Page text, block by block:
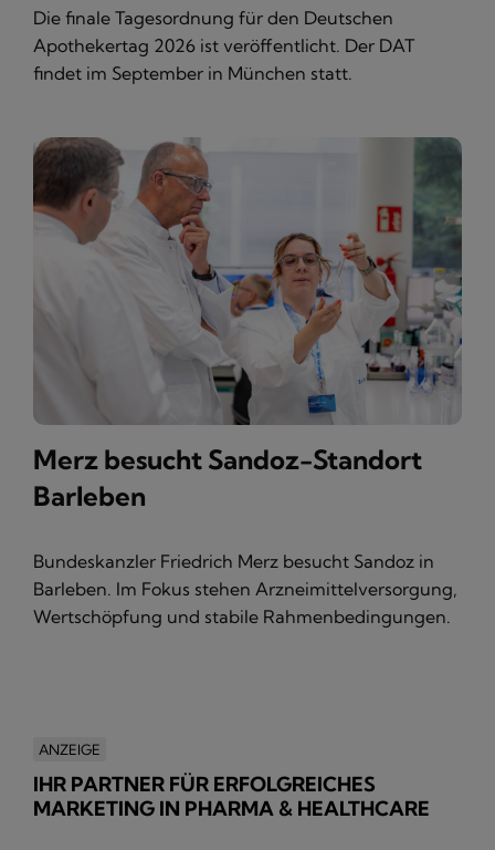
Die finale Tagesordnung für den Deutschen
Apothekertag 2026 ist veröffentlicht. Der DAT
findet im September in München statt.
Merz besucht Sandoz-Standort
Barleben
Bundeskanzler Friedrich Merz besucht Sandoz in
Barleben. Im Fokus stehen Arzneimittelversorgung,
Wertschöpfung und stabile Rahmenbedingungen.
ANZEIGE
IHR PARTNER FÜR ERFOLGREICHES
MARKETING IN PHARMA & HEALTHCARE